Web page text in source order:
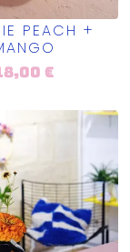
PEACH +
€